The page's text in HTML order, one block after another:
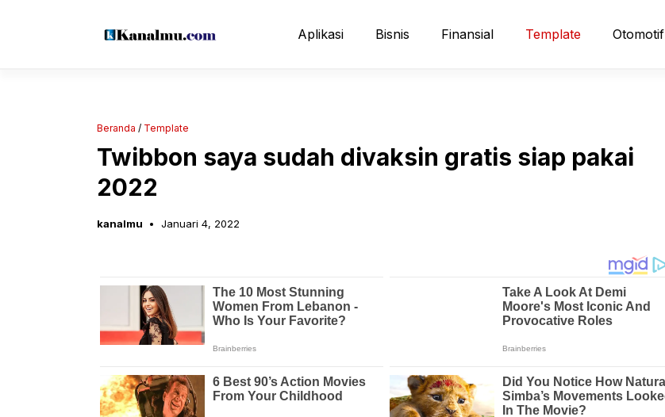
Aplikasi Bisnis Finansial Template Otomotif
Beranda / Template
Twibbon saya sudah divaksin gratis siap pakai
2022
kanalmu Januari 4, 2022